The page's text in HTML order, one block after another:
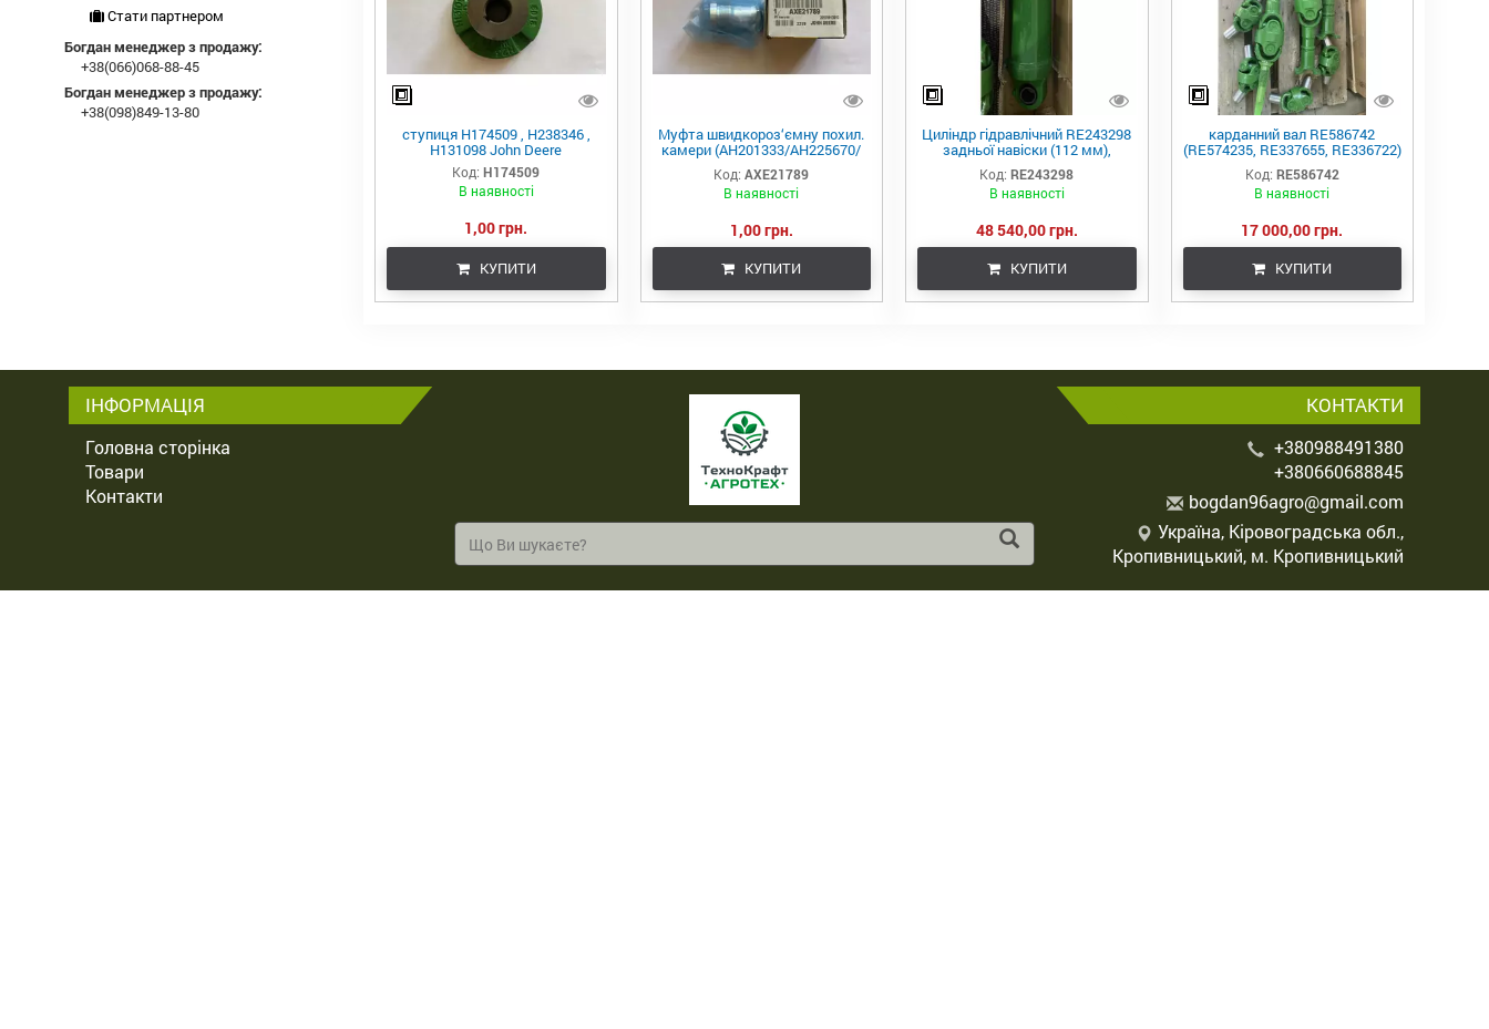
ступиця H174509 , H238346 ,
H131098 John Deere
Код: H174509
В наявності
1,00 грн.
КУПИТИ
Муфта швидкороз‘ємну похил.
камери (AH201333/AH225670/
0003-110 / AXE60984/AXE21789)
Код: AXE21789
В наявності
1,00 грн.
КУПИТИ
Циліндр гідравлічний RE243298
задньої навіски (112 мм),
JD8430/8530/8345R AH216634
Код: RE243298
В наявності
48 540,00 грн.
КУПИТИ
карданний вал RE586742
(RE574235, RE337655, RE336722)
(John Deere, USA)
Код: RE586742
В наявності
17 000,00 грн.
КУПИТИ
Стати партнером
Богдан менеджер з продажу:
+38(066)068-88-45
Богдан менеджер з продажу:
+38(098)849-13-80
ІНФОРМАЦІЯ
Головна сторінка
Товари
Контакти
КОНТАКТИ
+380988491380
+380660688845
bogdan96agro@gmail.com
Україна, Кіровоградська обл.,
Кропивницький, м. Кропивницький